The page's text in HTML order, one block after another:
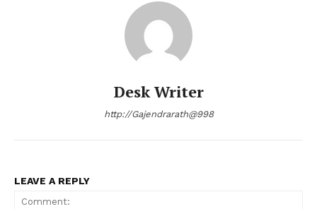
Desk Writer
http://Gajendrarath@998
LEAVE A REPLY